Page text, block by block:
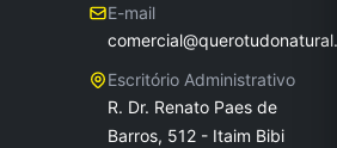
E-mail
Escritório Administrativo
R. Dr. Renato Paes de
Barros, 512 - Itaim Bibi